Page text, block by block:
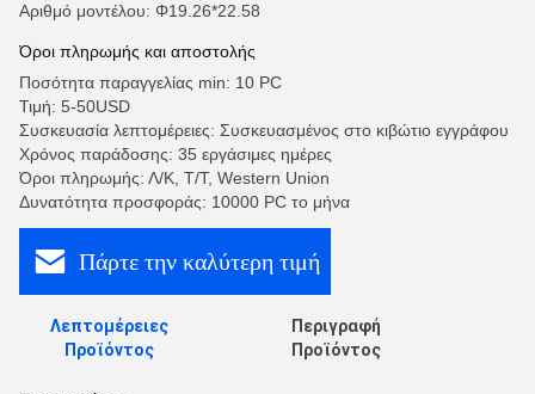
Αριθμό μοντέλου: Φ19.26*22.58
Όροι πληρωμής και αποστολής
Ποσότητα παραγγελίας min: 10 PC
Τιμή: 5-50USD
Συσκευασία λεπτομέρειες: Συσκευασμένος στο κιβώτιο εγγράφου
Χρόνος παράδοσης: 35 εργάσιμες ημέρες
Όροι πληρωμής: Λ/Κ, Τ/Τ, Western Union
Δυνατότητα προσφοράς: 10000 PC το μήνα
Πάρτε την καλύτερη τιμή
Λεπτομέρειες
Προϊόντος
Περιγραφή
Προϊόντος